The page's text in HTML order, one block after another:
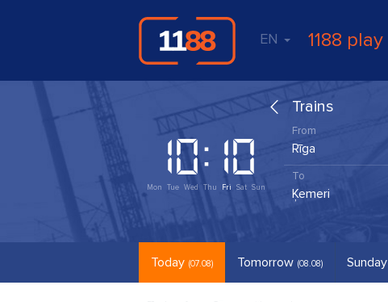
EN 1188 play
Trains
Mon Tue Wed Thu Fri Sat Sun
Today (07.08) Tomorrow (08.08) Sunday